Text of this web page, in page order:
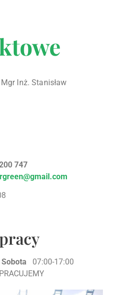
Inż. Stanisław
747
07:00-17:00